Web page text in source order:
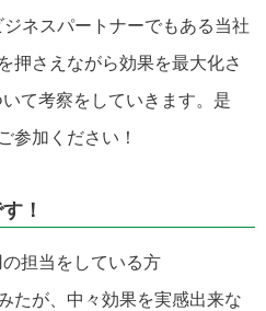
ジネスパートナーでもある当社
押さえながら効果を最大化さ
て考察をしていきます。是
参加ください！
！
の担当をしている方
たが、中々効果を実感出来な